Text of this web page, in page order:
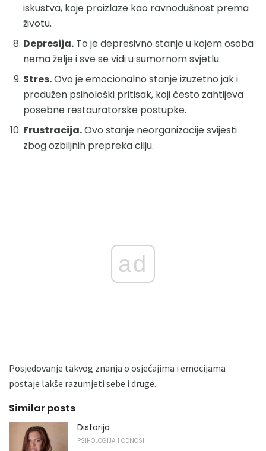
iskustva, koje proizlaze kao ravnodušnost prema
životu.
Depresija. To je depresivno stanje u kojem osoba
nema želje i sve se vidi u sumornom svjetlu.
Stres.Ovo je emocionalno stanje izuzetno jak i
produžen psihološki pritisak, koji često zahtijeva
posebne restauratorske postupke.
Frustracija.Ovo stanje neorganizacije svijesti
zbog ozbiljnih prepreka cilju.
ad
Posjedovanje takvog znanja o osjećajima i emocijama
postaje lakše razumjeti sebe i druge.
Similar posts
Disforija
PSIHOLOGIJA I ODNOSI